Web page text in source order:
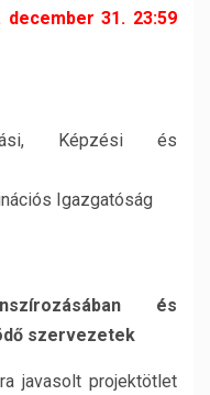
december 31. 23:59
Képzési és
Igazgatóság
és
szervezetek
javasolt projektötlet